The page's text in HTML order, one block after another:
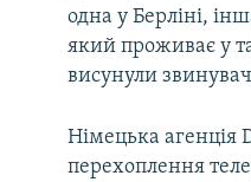
одна у Берліні,
який проживає у
висунули
Німецька агенція
перехоплення